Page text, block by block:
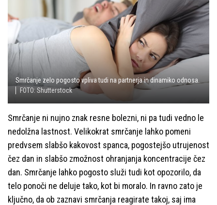
Smrčanje zelo pogosto vpliva tudi na partnerja in dinamiko odnosa.
FOTO: Shutterstock
Smrčanje ni nujno znak resne bolezni, ni pa tudi vedno le
nedolžna lastnost. Velikokrat smrčanje lahko pomeni
predvsem slabšo kakovost spanca, pogostejšo utrujenost
čez dan in slabšo zmožnost ohranjanja koncentracije čez
dan. Smrčanje lahko pogosto služi tudi kot opozorilo, da
telo ponoči ne deluje tako, kot bi moralo. In ravno zato je
ključno, da ob zaznavi smrčanja reagirate takoj, saj ima